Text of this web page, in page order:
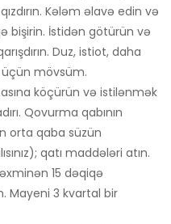
Kələm əlavə edin və
bişirin. İstidən götürün və
Duz, istiot, daha
mövsüm.
köçürün və istilənmək
Qovurma qabının
orta qaba süzün
qatı maddələri atın.
15 dəqiqə
Mayeni 3 kvartal bir